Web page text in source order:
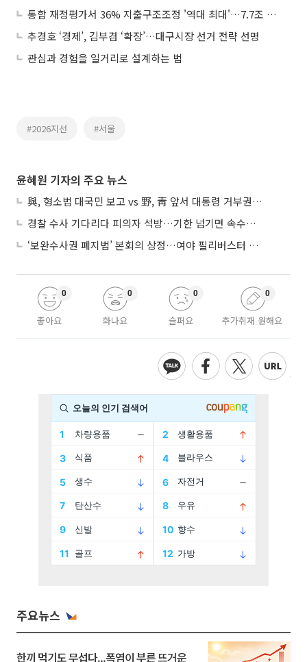
통합 재정평가서 36% 지출구조조정 '역대 최대'…7.7조 절감
추경호 ‘경제’, 김부겸 ‘확장’…대구시장 선거 전략 선명
관심과 경험을 일거리로 설계하는 법
#2026지선 #서울
윤혜원 기자의 주요 뉴스
與, 형소법 대국민 보고 vs 野, 靑 앞서 대통령 거부권 촉구
경찰 수사 기다리다 피의자 석방…기한 넘기면 속수무책
‘보완수사권 폐지법’ 본회의 상정…여야 필리버스터 대치
좋아요
0
화나요
0
슬퍼요
0
추가취재 원해요
0
주요뉴스
한끼 먹기도 무섭다...폭염이 부른 뜨거운